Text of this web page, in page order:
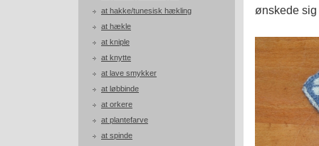
at hakke/tunesisk hækling
at hækle
at kniple
at knytte
at lave smykker
at løbbinde
at orkere
at plantefarve
at spinde
ønskede sig